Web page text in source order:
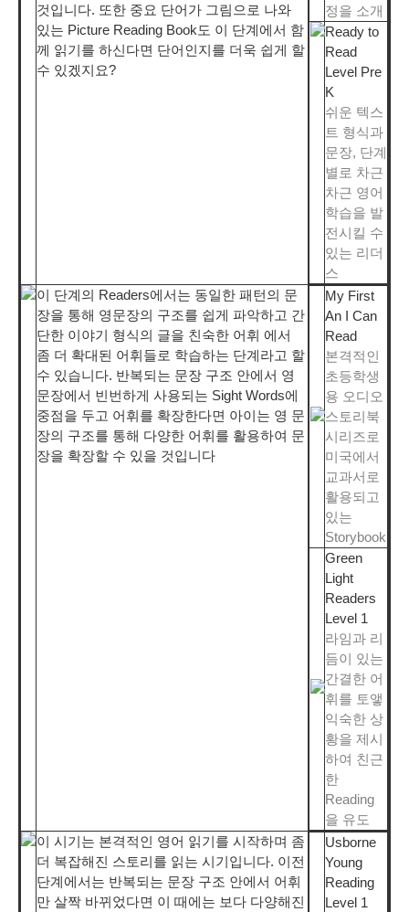
것입니다. 또한 중요 단어가 그림으로 나와
있는 Picture Reading Book도 이 단계에서 함
께 읽기를 하신다면 단어인지를 더욱 쉽게 할
수 있겠지요?
정을 소개
Ready to
Read
Level Pre
K
쉬운 텍스
트 형식과
문장, 단계
별로 차근
차근 영어
학습을 발
전시킬 수
있는 리더
스
이 단계의 Readers에서는 동일한 패턴의 문
장을 통해 영문장의 구조를 쉽게 파악하고 간
단한 이야기 형식의 글을 친숙한 어휘 에서
좀 더 확대된 어휘들로 학습하는 단계라고 할
수 있습니다. 반복되는 문장 구조 안에서 영
문장에서 빈번하게 사용되는 Sight Words에
중점을 두고 어휘를 확장한다면 아이는 영 문
장의 구조를 통해 다양한 어휘를 활용하여 문
장을 확장할 수 있을 것입니다
My First
An I Can
Read
본격적인
초등학생
용 오디오
스토리북
시리즈로
미국에서
교과서로
활용되고
있는
Storybook
Green
Light
Readers
Level 1
라임과 리
듬이 있는
간결한 어
휘를 토앻
익숙한 상
황을 제시
하여 친근
한
Reading
을 유도
이 시기는 본격적인 영어 읽기를 시작하며 좀
더 복잡해진 스토리를 읽는 시기입니다. 이전
단계에서는 반복되는 문장 구조 안에서 어휘
만 살짝 바뀌었다면 이 때에는 보다 다양해진
Usborne
Young
Reading
Level 1